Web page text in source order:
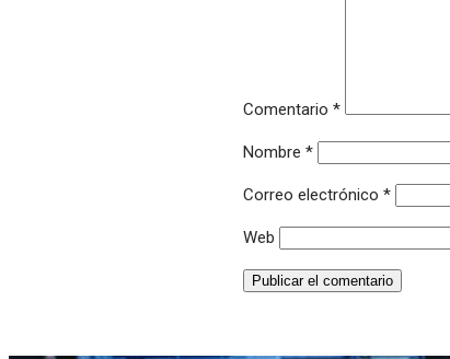
Comentario *
Nombre *
Correo electrónico *
Web